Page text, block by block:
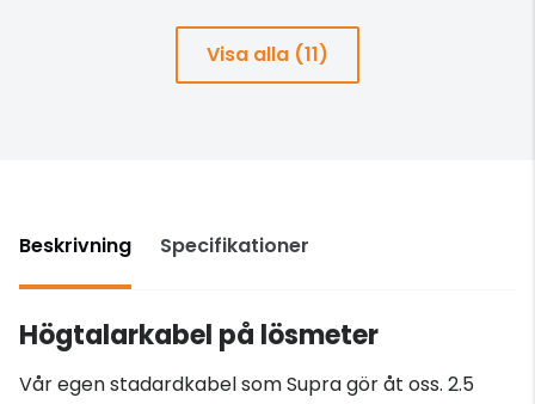
Visa alla (11)
Beskrivning Specifikationer
Högtalarkabel på lösmeter
Vår egen stadardkabel som Supra gör åt oss. 2.5